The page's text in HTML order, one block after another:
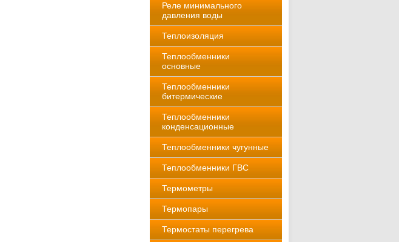
Реле минимального
давления воды
Теплоизоляция
Теплообменники
основные
Теплообменники
битермические
Теплообменники
конденсационные
Теплообменники чугунные
Теплообменники ГВС
Термометры
Термопары
Термостаты перегрева